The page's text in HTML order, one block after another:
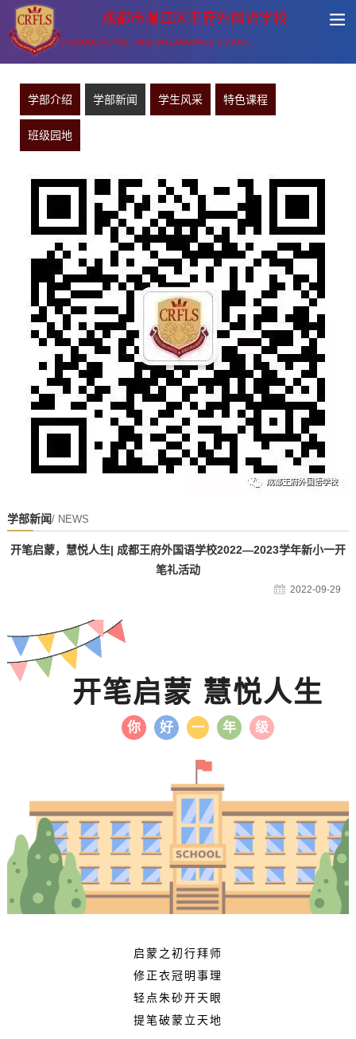
成都市温江区王府外国语学校
CHENGDU ROYAL FOREIGN LANGUAGE SCHOOL
学部介绍 学部新闻 学生风采 特色课程
班级园地
学部新闻/ NEWS
开笔启蒙，慧悦人生| 成都王府外国语学校2022—2023学年新小一开
笔礼活动
2022-09-29
开笔启蒙 慧悦人生
你 好 一 年 级
启蒙之初行拜师
修正衣冠明事理
轻点朱砂开天眼
提笔破蒙立天地